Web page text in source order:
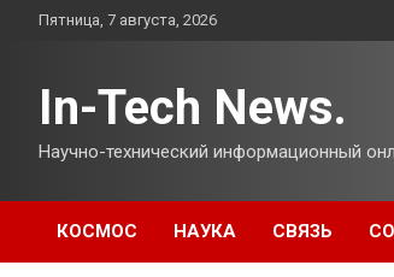
ПерейтиПятница, 7 августа, 2026
In-Tech News.
Научно-технический информационный
КОСМОС НАУКА СВЯЗЬ